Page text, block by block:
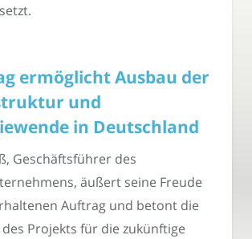
ermöglicht Ausbau der
und
in Deutschland
Geschäftsführer des
äußert seine Freude
Auftrag und betont die
Projekts für die zukünftige